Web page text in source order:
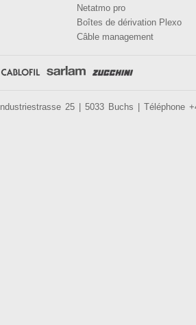
Netatmo pro
Boîtes de dérivation Plexo
Câble management
Industriestrasse 25 | 5033 Buchs |